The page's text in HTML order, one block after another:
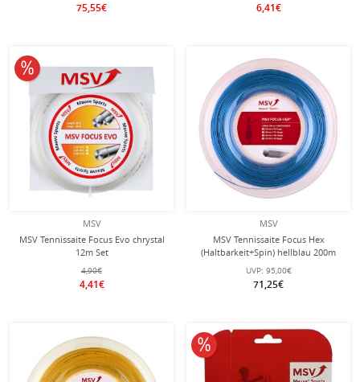
75,55€ 6,41€
MSV
MSV Tennissaite Focus Evo chrystal
12m Set
4,90€
4,41€
10% reduziert
MSV
MSV Tennissaite Focus Hex
(Haltbarkeit+Spin) hellblau 200m
Rolle
UVP: 95,00€
71,25€
10% reduziert